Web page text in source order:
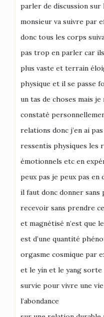
parler de discussion sur
monsieur va suivre par
donc tous les corps
pas trop en parler car
plus vaste et terrain
physique et il se passe
un tas de choses mais je
constaté
relations donc j’en ai
ressentis physiques les
émotionnels etc en
peux pas je peux pas en
il faut donc donner sans
recevoir sans prendre
et magnétisé n’est que
est d’une quantité
orgasme cosmique par
et le yin et le yang sorte
survie pour vivre une
l’abondance